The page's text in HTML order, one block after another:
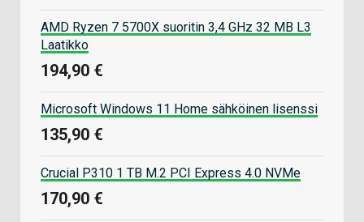
AMD Ryzen 7 5700X suoritin 3,4 GHz 32 MB L3
Laatikko
194,90 €
Microsoft Windows 11 Home sähköinen lisenssi
135,90 €
Crucial P310 1 TB M.2 PCI Express 4.0 NVMe
170,90 €